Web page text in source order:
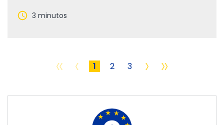
3 minutos
« ‹ 1 2 3 › »